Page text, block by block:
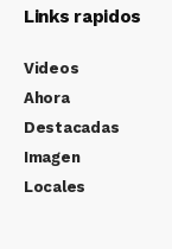
Links rapidos
Videos
Ahora
Destacadas
Imagen
Locales